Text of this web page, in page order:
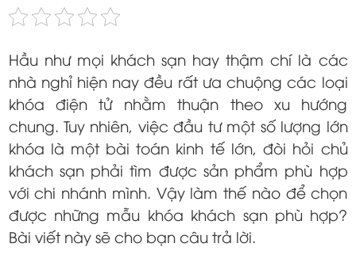
Hầu như mọi khách sạn hay thậm chí là các
nhà nghỉ hiện nay đều rất ưa chuộng các loại
khóa điện tử nhằm thuận theo xu hướng
chung. Tuy nhiên, việc đầu tư một số lượng lớn
khóa là một bài toán kinh tế lớn, đòi hỏi chủ
khách sạn phải tìm được sản phẩm phù hợp
với chi nhánh mình. Vậy làm thế nào để chọn
được những mẫu khóa khách sạn phù hợp?
Bài viết này sẽ cho bạn câu trả lời.